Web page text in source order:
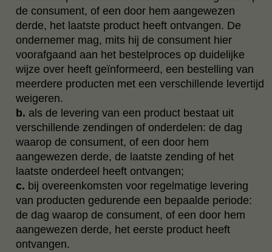
de consument, of een door hem aangewezen
derde, het laatste product heeft ontvangen. De
ondernemer mag, mits hij de consument hier
voorafgaand aan het bestelproces op duidelijke
wijze over heeft geïnformeerd, een bestelling van
meerdere producten met een verschillende levertijd
weigeren.
b. als de levering van een product bestaat uit
verschillende zendingen of onderdelen: de dag
waarop de consument, of een door hem
aangewezen derde, de laatste zending of het
laatste onderdeel heeft ontvangen;
c. bij overeenkomsten voor regelmatige levering
van producten gedurende een bepaalde periode:
de dag waarop de consument, of een door hem
aangewezen derde, het eerste product heeft
ontvangen.